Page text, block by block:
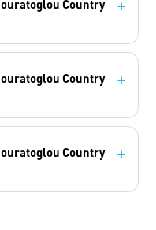
Country
+
Country
+
Country
+